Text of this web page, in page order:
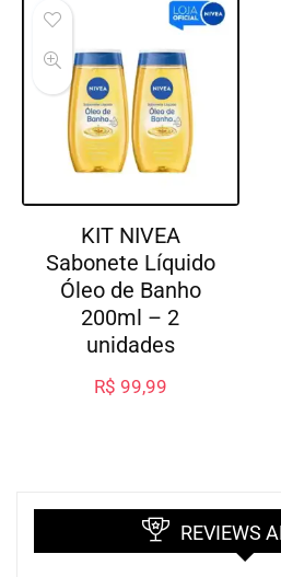
KIT NIVEA
Sabonete Líquido
Óleo de Banho
200ml – 2
unidades
R$ 99,99
REVIEWS